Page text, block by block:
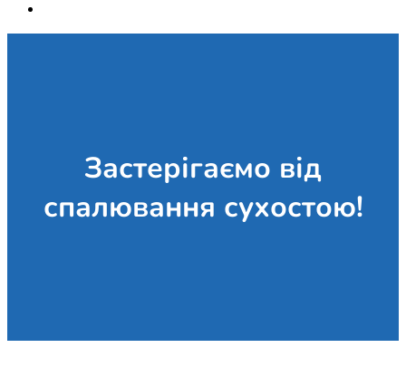
Застерігаємо від
спалювання сухостою!